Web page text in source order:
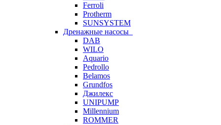
Ferroli
Protherm
SUNSYSTEM
Дренажные насосы
DAB
WILO
Aquario
Pedrollo
Belamos
Grundfos
Джилекс
UNIPUMP
Millennium
ROMMER